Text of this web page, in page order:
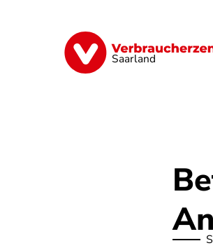
Saarland
Digitales Energie